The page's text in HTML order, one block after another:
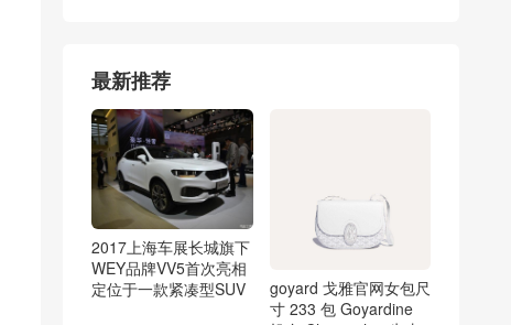
最新推荐
2017上海车展长城旗下
WEY品牌VV5首次亮相
定位于一款紧凑型SUV
goyard 戈雅官网女包尺
寸 233 包 Goyardine